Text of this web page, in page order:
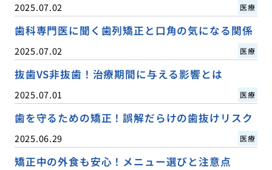
2025.07.02 医療
歯科専門医に聞く歯列矯正と口角の気になる関係
2025.07.02 医療
抜歯VS非抜歯！治療期間に与える影響とは
2025.07.01 医療
歯を守るための矯正！誤解だらけの歯抜けリスク
2025.06.29 医療
矯正中の外食も安心！メニュー選びと注意点